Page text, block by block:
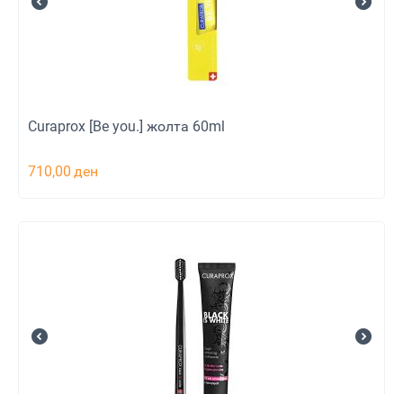
Curaprox [Be you.] жолта 60ml
710,00 ден